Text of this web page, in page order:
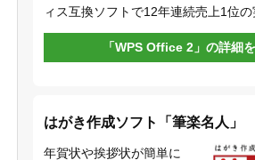
ィス互換ソフトで12年連続売上1位の
「WPS Office 2」の詳細
はがき作成ソフト「筆楽名人」
年賀状や挨拶状が簡単に